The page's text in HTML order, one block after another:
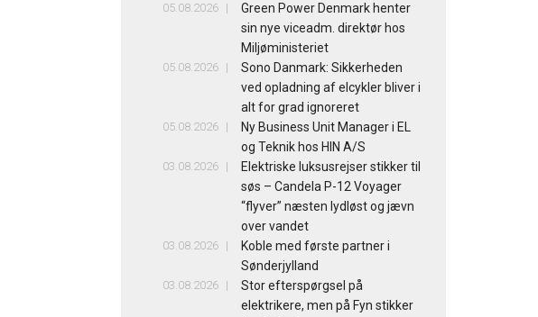
05.08.2026
Green Power Denmark henter
sin nye viceadm. direktør hos
Miljøministeriet
05.08.2026
Sono Danmark: Sikkerheden
ved opladning af elcykler bliver i
alt for grad ignoreret
05.08.2026
Ny Business Unit Manager i EL
og Teknik hos HIN A/S
03.08.2026
Elektriske luksusrejser stikker til
søs – Candela P-12 Voyager
“flyver” næsten lydløst og jævn
over vandet
03.08.2026
Koble med første partner i
Sønderjylland
03.08.2026
Stor efterspørgsel på
elektrikere, men på Fyn stikker